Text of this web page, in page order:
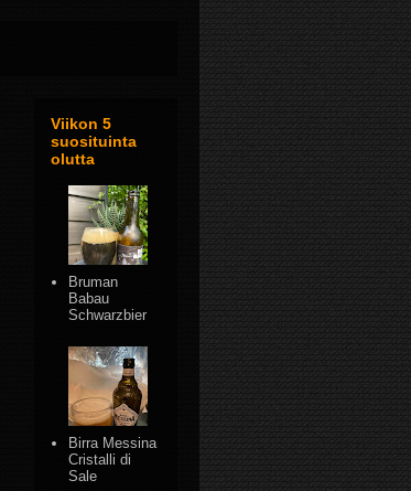
Viikon 5
suosituinta
olutta
Bruman
Babau
Schwarzbier
Birra Messina
Cristalli di
Sale